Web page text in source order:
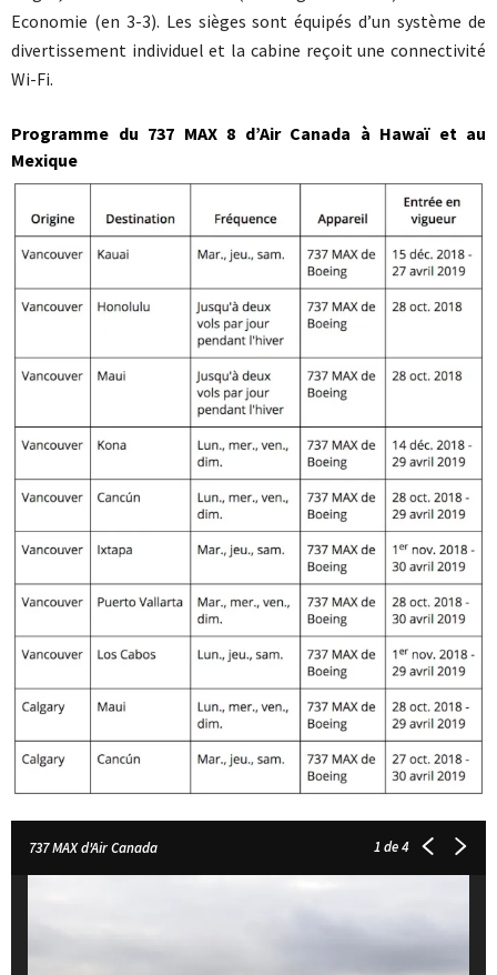
Economie (en 3-3). Les sièges sont équipés d’un système de
divertissement individuel et la cabine reçoit une connectivité
Wi-Fi.
Programme du 737 MAX 8 d’Air Canada à Hawaï et au
Mexique
737 MAX d'Air Canada 1de 4